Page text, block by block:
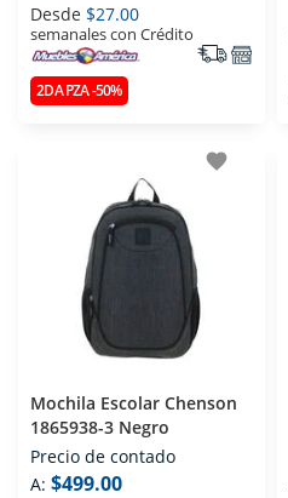
Desde $27.00
semanales con Crédito
2DA PZA -50%
favorite
Mochila Escolar Chenson
1865938-3 Negro
Precio de contado
A: $499.00